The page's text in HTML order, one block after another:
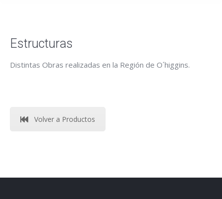
Estructuras
Distintas Obras realizadas en la Región de O´higgins.
Volver a Productos